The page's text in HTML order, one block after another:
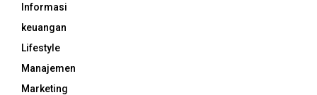
Informasi
keuangan
Lifestyle
Manajemen
Marketing